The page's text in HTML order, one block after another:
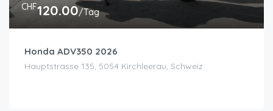
CHF120.00/Tag
Honda ADV350 2026
Hauptstrasse 135, 5054 Kirchleerau, Schweiz